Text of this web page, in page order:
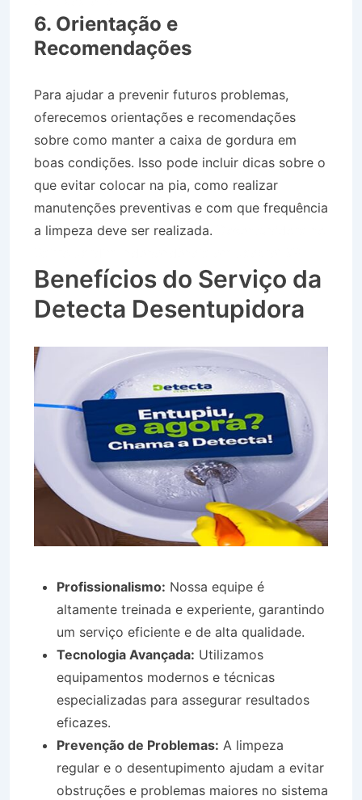
6. Orientação e
Recomendações
Para ajudar a prevenir futuros problemas,
oferecemos orientações e recomendações
sobre como manter a caixa de gordura em
boas condições. Isso pode incluir dicas sobre o
que evitar colocar na pia, como realizar
manutenções preventivas e com que frequência
a limpeza deve ser realizada.
Benefícios do Serviço da
Detecta Desentupidora
Profissionalismo: Nossa equipe é
altamente treinada e experiente, garantindo
um serviço eficiente e de alta qualidade.
Tecnologia Avançada: Utilizamos
equipamentos modernos e técnicas
especializadas para assegurar resultados
eficazes.
Prevenção de Problemas: A limpeza
regular e o desentupimento ajudam a evitar
obstruções e problemas maiores no sistema